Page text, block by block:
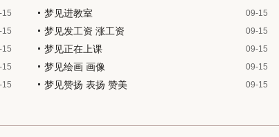
15 梦见进教室 09-15
15 梦见发工资 涨工资 09-15
15 梦见正在上课 09-15
15 梦见绘画 画像 09-15
15 梦见赞扬 表扬 赞美 09-15